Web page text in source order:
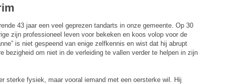
43 jaar een veel geprezen tandarts in onze gemeente. Op 30
zijn professioneel leven voor bekeken en koos volop voor de
is niet gespeend van enige zelfkennis en wist dat hij abrupt
bezigheid om niet in de verleiding te vallen verder te helpen in zijn
sterke fysiek, maar vooral iemand met een oersterke wil. Hij